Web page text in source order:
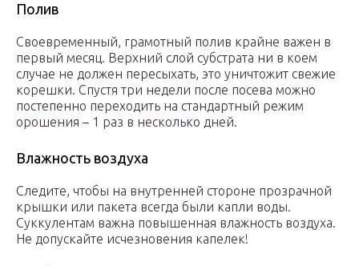
Полив
Своевременный, грамотный полив крайне важен в
первый месяц. Верхний слой субстрата ни в коем
случае не должен пересыхать, это уничтожит свежие
корешки. Спустя три недели после посева можно
постепенно переходить на стандартный режим
орошения – 1 раз в несколько дней.
Влажность воздуха
Следите, чтобы на внутренней стороне прозрачной
крышки или пакета всегда были капли воды.
Суккулентам важна повышенная влажность воздуха.
Не допускайте исчезновения капелек!